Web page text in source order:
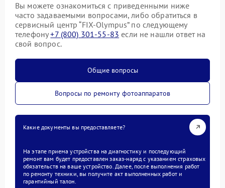
Вы можете ознакомиться с приведенными ниже
часто задаваемыми вопросами, либо обратиться в
сервисный центр “FIX-Olympus” по следующему
телефону+7 (800) 301-55-83 если не нашли ответ на
свой вопрос.
Общие вопросы
Вопросы по ремонту фотоаппаратов
Какие документы вы предоставляете?
На этапе приема устройства на диагностику и последующий
ремонт вам будет предоставлен заказ-наряд с указанием страховых
обязательств на ваше устройство. Далее, после выполнения работ
по ремонту техники, вы получите акт выполненных работ и
гарантийный талон.